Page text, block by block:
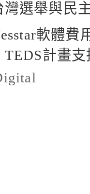
選舉與民
軟體費
TEDS計畫